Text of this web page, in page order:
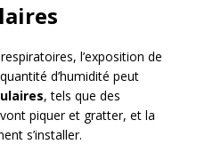
l’exposition de
d’humidité peut
, tels que des
piquer et gratter, et la
s’installer.